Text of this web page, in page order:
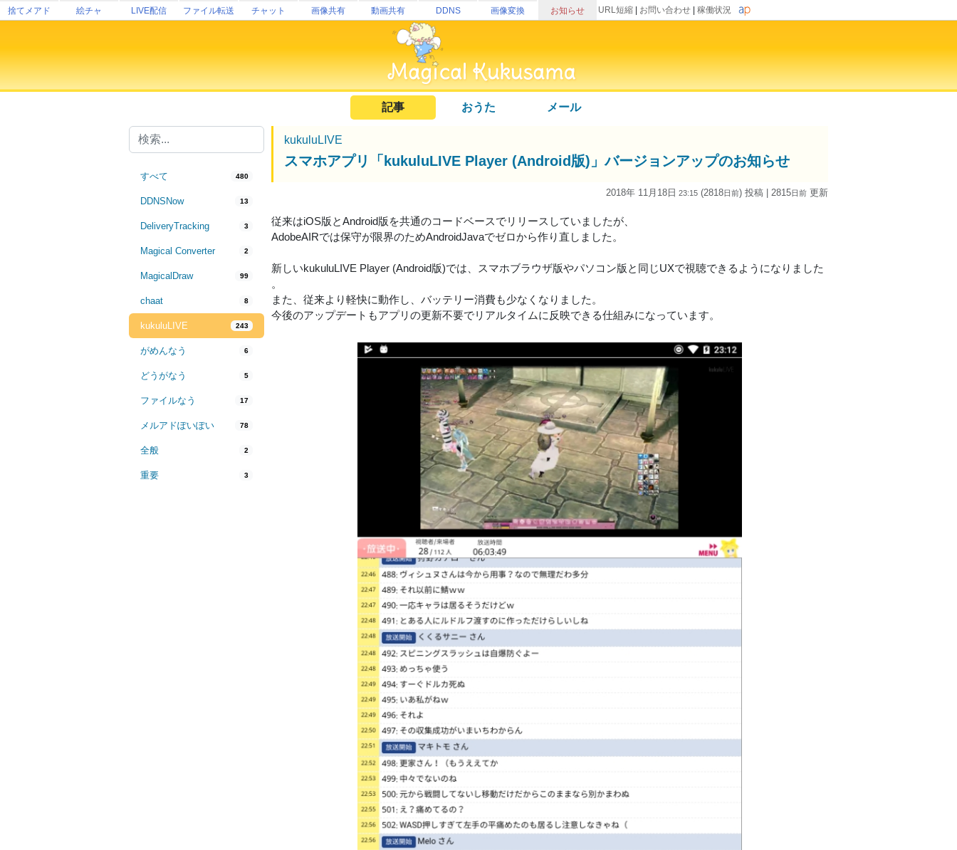
捨てメアド 絵チャ LIVE配信 ファイル転送 チャット 画像共有 動画共有 DDNS 画像変換 お知らせ URL短縮 お問い合わせ 稼働状況
記事 おうた メール
すべて 480
DDNSNow 13
DeliveryTracking 3
Magical Converter 2
MagicalDraw 99
chaat 8
kukuluLIVE 243
がめんなう 6
どうがなう 5
ファイルなう 17
メルアドぽいぽい 78
全般 2
重要 3
kukuluLIVE
スマホアプリ「kukuluLIVE Player (Android版)」バージョンアップのお知らせ
2018年 11月18日 23:15 (2818日前) 投稿 | 2815日前 更新
従来はiOS版とAndroid版を共通のコードベースでリリースしていましたが、
AdobeAIRでは保守が限界のためAndroidJavaでゼロから作り直しました。
新しいkukuluLIVE Player (Android版)では、スマホブラウザ版やパソコン版と同じUXで視聴できるようになりました
。
また、従来より軽快に動作し、バッテリー消費も少なくなりました。
今後のアップデートもアプリの更新不要でリアルタイムに反映できる仕組みになっています。